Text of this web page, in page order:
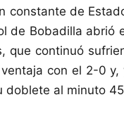
constante de
de Bobadilla abrió
que continuó
con el 2-0
doblete al minuto